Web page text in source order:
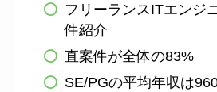
フリーランスITエンジ
件紹介
直案件が全体の83%
SE/PGの平均年収は